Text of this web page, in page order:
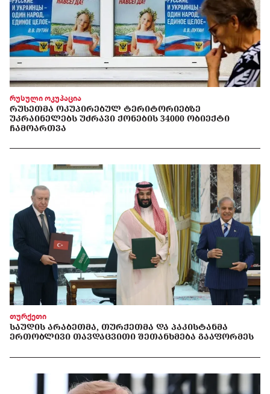
რუსული ოკუპაცია
ᲠᲣᲡᲔᲗᲛᲐ ᲝᲙᲣᲞᲘᲠᲔᲑᲣᲚ ᲢᲔᲠᲘᲢᲝᲠᲘᲔᲑᲖᲔ
ᲣᲙᲠᲐᲘᲜᲔᲚᲔᲑᲡ ᲣᲫᲠᲐᲕᲘ ᲥᲝᲜᲔᲑᲘᲡ 34000 ᲝᲑᲘᲔᲥᲢᲘ
ᲩᲐᲛᲝᲐᲠᲗᲕᲐ
თურქეთი
ᲡᲐᲣᲓᲘᲡ ᲐᲠᲐᲑᲔᲗᲛᲐ, ᲗᲣᲠᲥᲔᲗᲛᲐ ᲓᲐ ᲞᲐᲙᲘᲡᲢᲐᲜᲛᲐ
ᲔᲠᲗᲝᲑᲚᲘᲕᲘ ᲗᲐᲕᲓᲐᲪᲕᲘᲗᲘ ᲨᲔᲗᲐᲜᲮᲛᲔᲑᲐ ᲒᲐᲐᲤᲝᲠᲛᲔᲡ